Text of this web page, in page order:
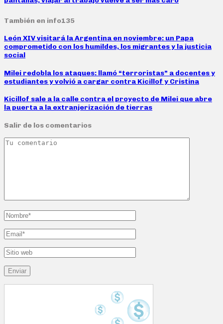
También en info135
León XIV visitará la Argentina en noviembre: un Papa
comprometido con los humildes, los migrantes y la justicia
social
Milei redobla los ataques: llamó “terroristas” a docentes y
estudiantes y volvió a cargar contra Kicillof y Cristina
Kicillof sale a la calle contra el proyecto de Milei que abre
la puerta a la extranjerización de tierras
Salir de los comentarios